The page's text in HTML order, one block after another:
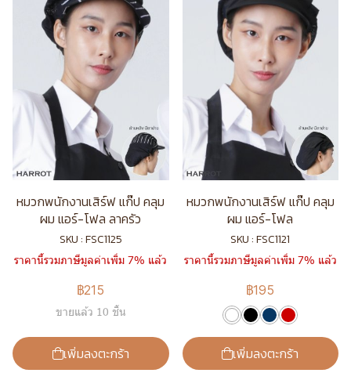
หมวกพนักงานเสิร์ฟ แก๊ป คลุม
ผม แอร์-โฟล ลาครัว
SKU : FSC1125
ราคานี้รวมภาษีมูลค่าเพิ่ม 7% แล้ว
฿215
ขายแล้ว 10 ชิ้น
เพิ่มลงตะกร้า
หมวกพนักงานเสิร์ฟ แก๊ป คลุม
ผม แอร์-โฟล
SKU : FSC1121
ราคานี้รวมภาษีมูลค่าเพิ่ม 7% แล้ว
฿195
เพิ่มลงตะกร้า